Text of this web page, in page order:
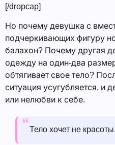
[/dropcap]
Но почему девушка с
подчеркивающих фигуру
балахон? Почему другая
одежду на один-два
обтягивает свое тело?
ситуация усугубляется, и
или нелюбви к себе.
Тело хочет не